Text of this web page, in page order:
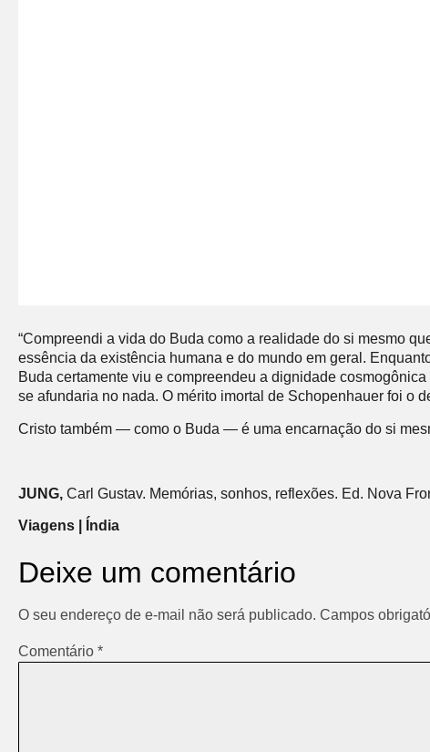
“Compreendi a vida do Buda como a realidade do si mesmo
essência da existência humana e do mundo em geral.
Buda certamente viu e compreendeu a dignidade
se afundaria no nada. O mérito imortal de Schopenhauer foi o
Cristo também — como o Buda — é uma encarnação do si
JUNG, Carl Gustav. Memórias, sonhos, reflexões. Ed. Nova
Viagens | Índia
Deixe um comentário
O seu endereço de e-mail não será publicado. Campos
Comentário *